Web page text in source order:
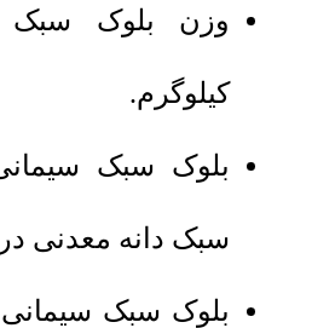
کیلوگرم.
بلوک سبک
سبک دانه معدنی